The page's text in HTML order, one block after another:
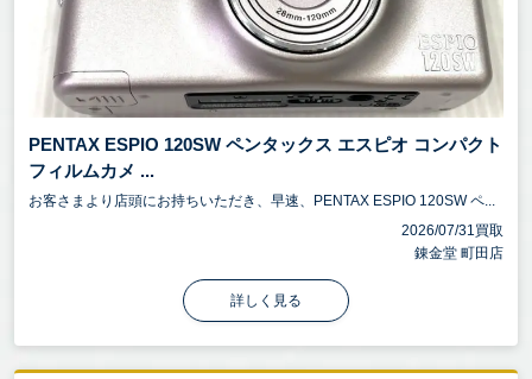
PENTAX ESPIO 120SW ペンタックス エスピオ コンパクト
フィルムカメ ...
お客さまより店頭にお持ちいただき、早速、PENTAX ESPIO 120SW ペ...
2026/07/31買取
錬金堂 町田店
詳しく見る